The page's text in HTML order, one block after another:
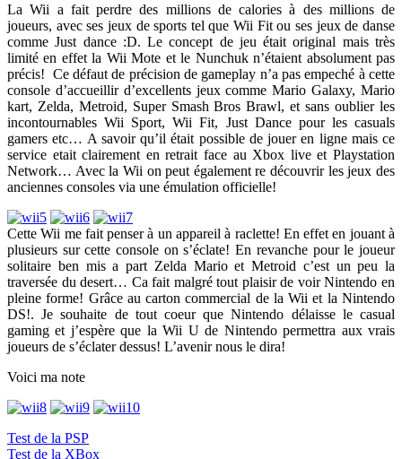
La Wii a fait perdre des millions de calories à des millions de
joueurs, avec ses jeux de sports tel que Wii Fit ou ses jeux de danse
comme Just dance :D. Le concept de jeu était original mais très
limité en effet la Wii Mote et le Nunchuk n’étaient absolument pas
précis! Ce défaut de précision de gameplay n’a pas empeché à cette
console d’accueillir d’excellents jeux comme Mario Galaxy, Mario
kart, Zelda, Metroid, Super Smash Bros Brawl, et sans oublier les
incontournables Wii Sport, Wii Fit, Just Dance pour les casuals
gamers etc… A savoir qu’il était possible de jouer en ligne mais ce
service etait clairement en retrait face au Xbox live et Playstation
Network… Avec la Wii on peut également re découvrir les jeux des
anciennes consoles via une émulation officielle!
Cette Wii me fait penser à un appareil à raclette! En effet en jouant à
plusieurs sur cette console on s’éclate! En revanche pour le joueur
solitaire ben mis a part Zelda Mario et Metroid c’est un peu la
traversée du desert… Ca fait malgré tout plaisir de voir Nintendo en
pleine forme! Grâce au carton commercial de la Wii et la Nintendo
DS!. Je souhaite de tout coeur que Nintendo délaisse le casual
gaming et j’espère que la Wii U de Nintendo permettra aux vrais
joueurs de s’éclater dessus! L’avenir nous le dira!
Voici ma note
Navigation
Test de la PSP
Test de la XBox